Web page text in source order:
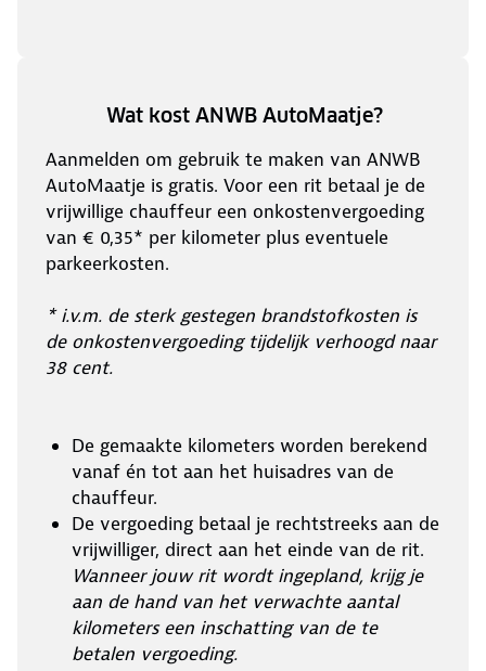
Wat kost ANWB AutoMaatje?
Aanmelden om gebruik te maken van ANWB
AutoMaatje is gratis. Voor een rit betaal je de
vrijwillige chauffeur een onkostenvergoeding
van € 0,35* per kilometer plus eventuele
parkeerkosten.
* i.v.m. de sterk gestegen brandstofkosten is
de onkostenvergoeding tijdelijk verhoogd naar
38 cent.
De gemaakte kilometers worden berekend
vanaf én tot aan het huisadres van de
chauffeur.
De vergoeding betaal je rechtstreeks aan de
vrijwilliger, direct aan het einde van de rit.
Wanneer jouw rit wordt ingepland, krijg je
aan de hand van het verwachte aantal
kilometers een inschatting van de te
betalen vergoeding.